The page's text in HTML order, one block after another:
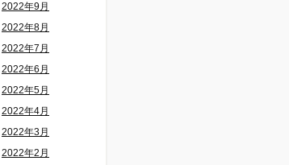
2022年9月
2022年8月
2022年7月
2022年6月
2022年5月
2022年4月
2022年3月
2022年2月